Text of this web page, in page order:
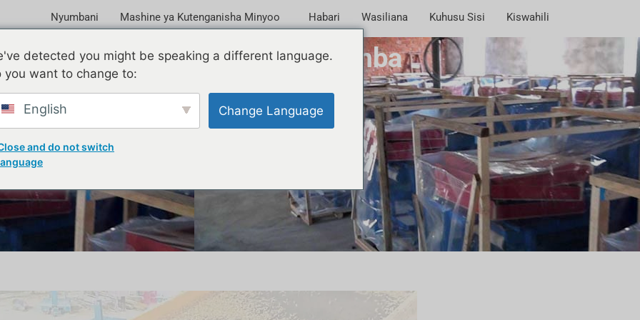
Nyumbani Mashine ya Kutenganisha Minyoo Habari Wasiliana Kuhusu Sisi Kiswahili
wa Chakula Kidogo cha Shamba
detected you might be speaking a different language.
you want to change to:
English Change Language
and do not switch